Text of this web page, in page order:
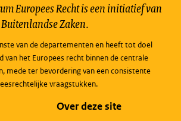
Europees Recht is een initiatief van
Zaken.
van de departementen en heeft tot doel
van het Europees recht binnen de centrale
mede ter bevordering van een consistente
vraagstukken.
Over deze site